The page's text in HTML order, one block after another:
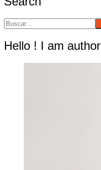
Hello ! I am author